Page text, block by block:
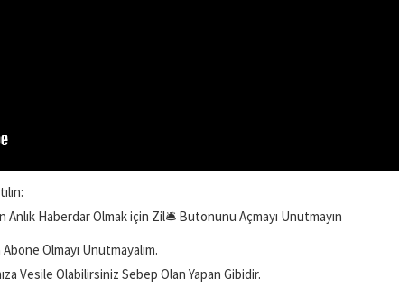
Anlık Haberdar Olmak için Zil🛎️ Butonunu Açmayı Unutmayın
Olmayı Unutmayalım.
Vesile Olabilirsiniz Sebep Olan Yapan Gibidir.